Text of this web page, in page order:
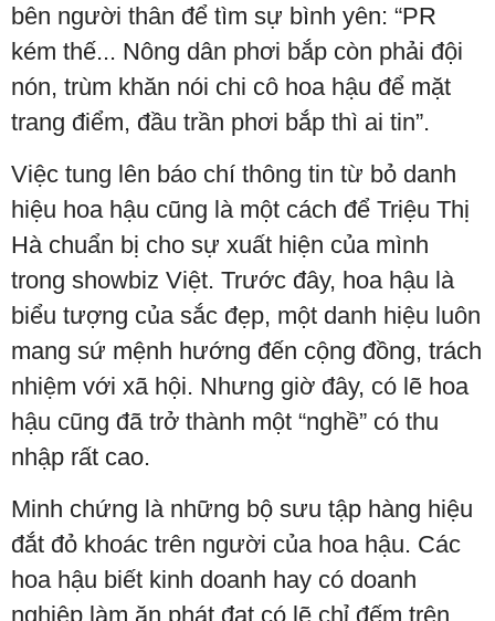
bên người thân để tìm sự bình yên: “PR
kém thế... Nông dân phơi bắp còn phải đội
nón, trùm khăn nói chi cô hoa hậu để mặt
trang điểm, đầu trần phơi bắp thì ai tin”.
Việc tung lên báo chí thông tin từ bỏ danh
hiệu hoa hậu cũng là một cách để Triệu Thị
Hà chuẩn bị cho sự xuất hiện của mình
trong showbiz Việt. Trước đây, hoa hậu là
biểu tượng của sắc đẹp, một danh hiệu luôn
mang sứ mệnh hướng đến cộng đồng, trách
nhiệm với xã hội. Nhưng giờ đây, có lẽ hoa
hậu cũng đã trở thành một “nghề” có thu
nhập rất cao.
Minh chứng là những bộ sưu tập hàng hiệu
đắt đỏ khoác trên người của hoa hậu. Các
hoa hậu biết kinh doanh hay có doanh
nghiệp làm ăn phát đạt có lẽ chỉ đếm trên